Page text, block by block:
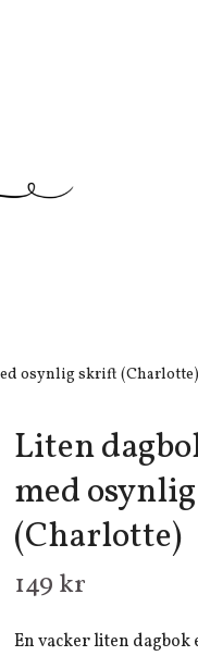
osynlig skrift (Charlotte)
Liten
med
(Charlotte)
149 kr
En vacker liten